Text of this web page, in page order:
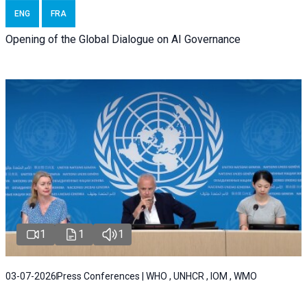
ENG FRA
Opening of the Global Dialogue on AI Governance
1 1 1
03-07-2026 Press Conferences | WHO , UNHCR , IOM , WMO